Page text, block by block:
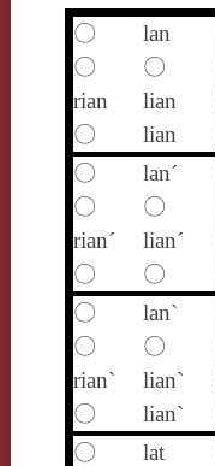
〇 lan
〇
〇
rian
lian
〇
lian
〇
lan´
〇
〇
rian´
lian´
〇
〇
〇
lan`
〇
〇
rian`
lian`
〇
lian`
〇
lat